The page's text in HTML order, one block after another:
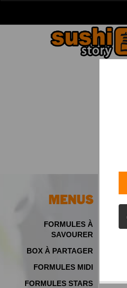
MENUS
FORMULES À
SAVOURER
BOX À PARTAGER
FORMULES MIDI
FORMULES STARS